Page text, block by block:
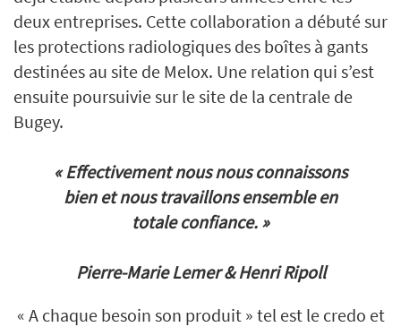
deux entreprises. Cette collaboration a débuté sur
les protections radiologiques des boîtes à gants
destinées au site de Melox. Une relation qui s’est
ensuite poursuivie sur le site de la centrale de
Bugey.
« Effectivement nous nous connaissons
bien et nous travaillons ensemble en
totale confiance. »
Pierre-Marie Lemer & Henri Ripoll
« A chaque besoin son produit » tel est le credo et